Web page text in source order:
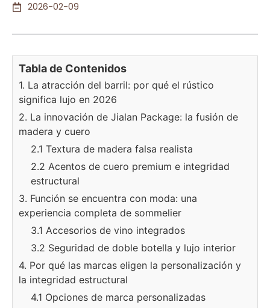
2026-02-09
Tabla de Contenidos
1. La atracción del barril: por qué el rústico
significa lujo en 2026
2. La innovación de Jialan Package: la fusión de
madera y cuero
2.1 Textura de madera falsa realista
2.2 Acentos de cuero premium e integridad
estructural
3. Función se encuentra con moda: una
experiencia completa de sommelier
3.1 Accesorios de vino integrados
3.2 Seguridad de doble botella y lujo interior
4. Por qué las marcas eligen la personalización y
la integridad estructural
4.1 Opciones de marca personalizadas